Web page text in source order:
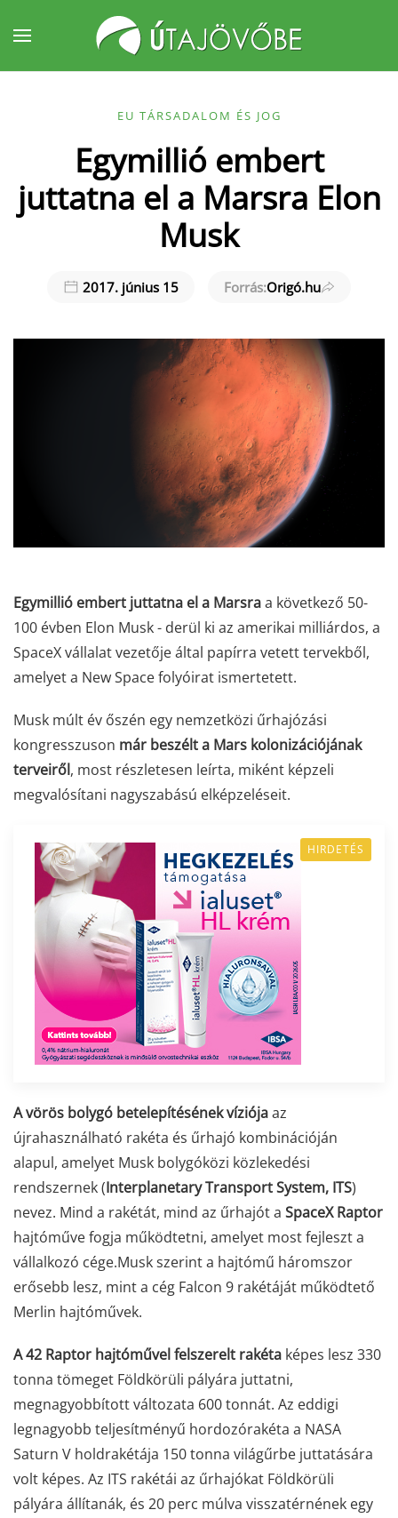
Fő tartalom átugrása
EU TÁRSADALOM ÉS JOG
Egymillió embert
juttatna el a Marsra Elon
Musk
2017. június 15 Forrás:Origó.hu
Egymillió embert juttatna el a Marsraa következő 50-
100 évben Elon Musk - derül ki az amerikai milliárdos, a
SpaceX vállalat vezetője által papírra vetett tervekből,
amelyet a New Space folyóirat ismertetett.
Musk múlt év őszén egy nemzetközi űrhajózási
kongresszuson már beszélt a Mars kolonizációjának
terveiről, most részletesen leírta, miként képzeli
megvalósítani nagyszabású elképzeléseit.
HIRDETÉS
A vörös bolygó betelepítésének víziójaaz
újrahasználható rakéta és űrhajó kombinációján
alapul, amelyet Musk bolygóközi közlekedési
rendszernek (Interplanetary Transport System, ITS)
nevez. Mind a rakétát, mind az űrhajót a SpaceX Raptor
hajtóműve fogja működtetni, amelyet most fejleszt a
vállalkozó cége.Musk szerint a hajtómű háromszor
erősebb lesz, mint a cég Falcon 9 rakétáját működtető
Merlin hajtóművek.
A 42 Raptor hajtóművel felszerelt rakéta képes lesz 330
tonna tömeget Földkörüli pályára juttatni,
megnagyobbított változata 600 tonnát. Az eddigi
legnagyobb teljesítményű hordozórakéta a NASA
Saturn V holdrakétája 150 tonna világűrbe juttatására
volt képes. Az ITS rakétái az űrhajókat Földkörüli
pályára állítanák, és 20 perc múlva visszatérnének egy